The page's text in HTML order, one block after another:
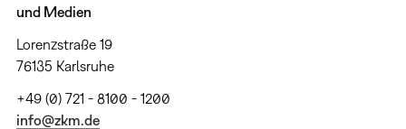
und Medien
Lorenzstraße 19
76135 Karlsruhe
+49 (0) 721 - 8100 - 1200
info@zkm.de